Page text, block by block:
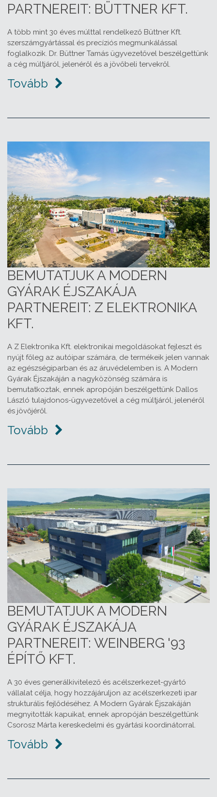
PARTNEREIT: BÜTTNER KFT.
A több mint 30 éves múlttal rendelkező Büttner Kft.
szerszámgyártással és precíziós megmunkálással
foglalkozik. Dr. Büttner Tamás ügyvezetővel beszélgettünk
a cég múltjáról, jelenéről és a jövőbeli tervekről.
Tovább
BEMUTATJUK A MODERN
GYÁRAK ÉJSZAKÁJA
PARTNEREIT: Z ELEKTRONIKA
KFT.
A Z Elektronika Kft. elektronikai megoldásokat fejleszt és
nyújt főleg az autóipar számára, de termékeik jelen vannak
az egészségiparban és az áruvédelemben is. A Modern
Gyárak Éjszakáján a nagyközönség számára is
bemutatkoztak, ennek apropóján beszélgettünk Dallos
László tulajdonos-ügyvezetővel a cég múltjáról, jelenéről
és jövőjéről.
Tovább
BEMUTATJUK A MODERN
GYÁRAK ÉJSZAKÁJA
PARTNEREIT: WEINBERG '93
ÉPÍTŐ KFT.
A 30 éves generálkivitelező és acélszerkezet-gyártó
vállalat célja, hogy hozzájáruljon az acélszerkezeti ipar
strukturális fejlődéséhez. A Modern Gyárak Éjszakáján
megnyitották kapuikat, ennek apropóján beszélgettünk
Csorosz Márta kereskedelmi és gyártási koordinátorral.
Tovább